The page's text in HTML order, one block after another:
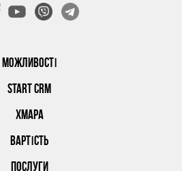
МОЖЛИВОСТІ
START CRM
ХМАРА
ВАРТІСТЬ
ПОСЛУГИ